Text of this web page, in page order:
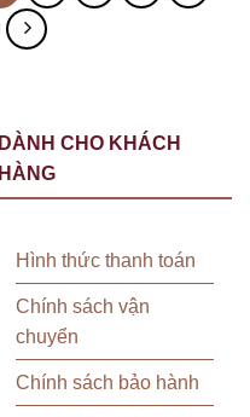
DÀNH CHO KHÁCH
HÀNG
Hình thức thanh toán
Chính sách vận
chuyển
Chính sách bảo hành